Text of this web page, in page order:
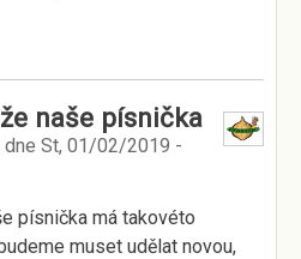
naše písnička
dne St, 01/02/2019 -
písnička má takovéto
muset udělat novou,